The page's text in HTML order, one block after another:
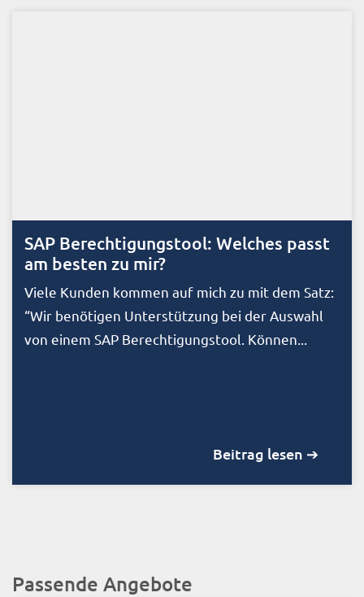
SAP Berechtigungstool: Welches passt
am besten zu mir?
Viele Kunden kommen auf mich zu mit dem Satz:
“Wir benötigen Unterstützung bei der Auswahl
von einem SAP Berechtigungstool. Können...
Beitrag lesen ➔
Passende Angebote